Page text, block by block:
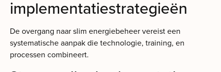
implementatiestrategieën
De overgang naar slim energiebeheer vereist een
systematische aanpak die technologie, training, en
processen combineert.